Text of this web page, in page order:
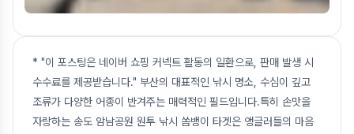
* "이 포스팅은 네이버 쇼핑 커넥트 활동의 일환으로, 판매 발생 시
수수료를 제공받습니다." 부산의 대표적인 낚시 명소, 수심이 깊고
조류가 다양한 어종이 반겨주는 매력적인 필드입니다.특히 손맛을
자랑하는 송도 암남공원 원투 낚시 쏨뱅이 타겟은 앵글러들의 마음